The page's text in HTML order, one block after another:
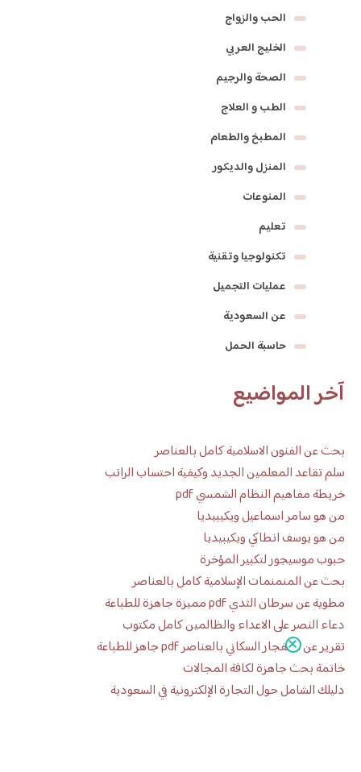
الحب والزواج
الخليج العربي
الصحة والرجيم
الطب و العلاج
المطبخ والطعام
المنزل والديكور
المنوعات
تعليم
تكنولوجيا وتقنية
عمليات التجميل
عن السعودية
حاسبة الحمل
آخر المواضيع
بحث عن الفنون الاسلامية كامل بالعناصر
سلم تقاعد المعلمين الجديد وكيفية احتساب الراتب
خريطة مفاهيم النظام الشمسي pdf
من هو سامر اسماعيل ويكيبيديا
من هو يوسف انطاكي ويكيبيديا
حبوب موسيجور لتكبير المؤخرة
بحث عن المنمنمات الإسلامية كامل بالعناصر
مطوية عن سرطان الثدي pdf مميزة جاهزة للطباعة
دعاء النصر على الاعداء والظالمين كامل مكتوب
تقرير عن الانفجار السكاني بالعناصر pdf جاهز للطباعة
خاتمة بحث جاهزة لكافة المجالات
دليلك الشامل حول التجارة الإلكترونية في السعودية